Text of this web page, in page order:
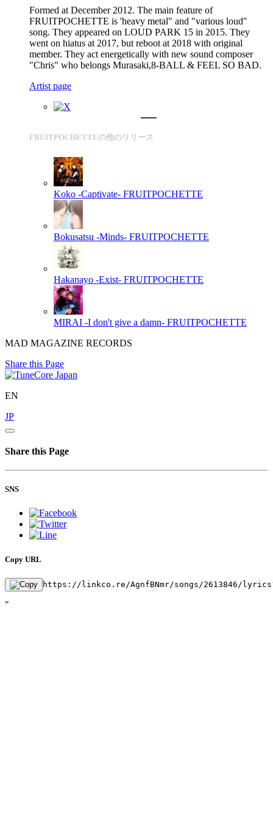
Formed at December 2012. The main feature of
FRUITPOCHETTE is 'heavy metal" and "various loud"
song. They appeared on LOUD PARK 15 in 2015. They
went on hiatus at 2017, but reboot at 2018 with original
member. They act energetically with new sound composer
"Chris" who belongs Murasaki,8-BALL & FEEL SO BAD.
Artist page
FRUITPOCHETTEの他のリリース
Koko -Captivate- FRUITPOCHETTE
Bokusatsu -Minds- FRUITPOCHETTE
Hakanayo -Exist- FRUITPOCHETTE
MIRAI -I don't give a damn- FRUITPOCHETTE
MAD MAGAZINE RECORDS
Share this Page
EN
JP
Share this Page
SNS
Copy URL
https://linkco.re/AgnfBNmr/songs/2613846/
"